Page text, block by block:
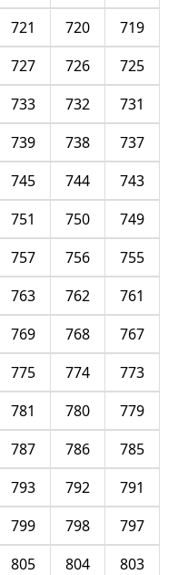
719
720
721
725
726
727
731
732
733
737
738
739
743
744
745
749
750
751
755
756
757
761
762
763
767
768
769
773
774
775
779
780
781
785
786
787
791
792
793
797
798
799
803
804
805